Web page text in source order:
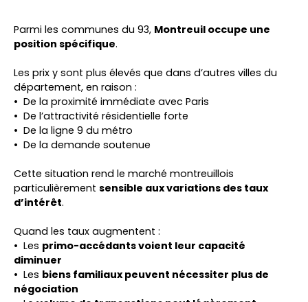
Parmi les communes du 93, Montreuil occupe une
position spécifique.
Les prix y sont plus élevés que dans d’autres villes du
département, en raison :
De la proximité immédiate avec Paris
De l’attractivité résidentielle forte
De la ligne 9 du métro
De la demande soutenue
Cette situation rend le marché montreuillois
particulièrement sensible aux variations des taux
d’intérêt.
Quand les taux augmentent :
Les primo-accédants voient leur capacité
diminuer
Les biens familiaux peuvent nécessiter plus de
négociation